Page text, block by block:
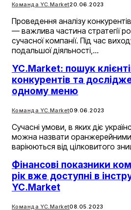
Команда YC.Market20.06.2023
Проведення аналізу
— важлива частина стратегії
сучасної компанії. Під час
подальшої діяльності,…
YC.Market: пошук
конкурентів та
одному меню
Команда YC.Market09.06.2023
Сучасні умови, в яких діє
можна назвати
варіюються від цілковитого
Фінансові показники
рік вже доступні в
YC.Market
Команда YC.Market08.05.2023